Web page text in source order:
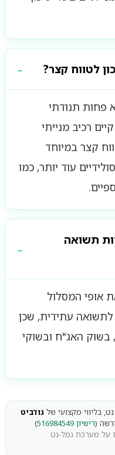
לטווח קצר?
פחות תנודתי
רכיב מנייתי
קצר במיוחד
עוד יותר, כמו
תשואה
אופי המסלול
לתשואה עתידית, שכן
בשוק האג"ח ובשוקי
בליווי מקצועי של גודביט
(רישיון 516984549
)
מבוססים על מערכת גמל-נט